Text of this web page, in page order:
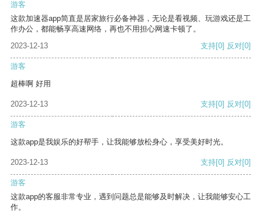
游客
这款加速器app简直是居家旅行必备神器，无论是看视频、玩游戏还是工
作办公，都能畅享高速网络，再也不用担心网速卡顿了。
2023-12-13
支持[0] 反对[0]
游客
超棒啊 好用
2023-12-13 支持[0] 反对[0]
游客
这款app是我娱乐的好帮手，让我能够放松身心，享受美好时光。
2023-12-13 支持[0] 反对[0]
游客
这款app的客服非常专业，遇到问题总是能够及时解决，让我能够安心工
作。